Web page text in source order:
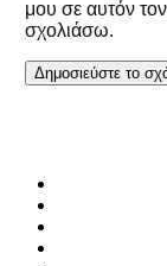
μου σε αυτόν
σχολιάσω.